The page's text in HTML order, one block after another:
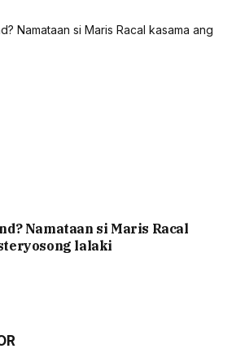
Namataan si Maris Racal
lalaki